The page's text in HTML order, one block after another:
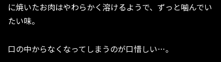
に焼いたお肉はやわらかく溶けるようで、ずっと噛んでい
たい味。
口の中からなくなってしまうのが口惜しい…。